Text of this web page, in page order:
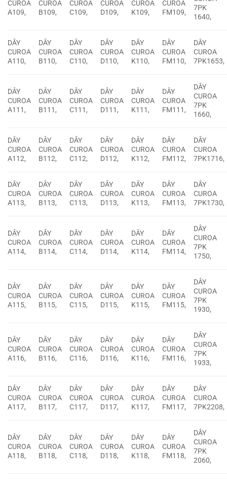
CUROA
A109,
CUROA
B109,
CUROA
C109,
CUROA
D109,
CUROA
K109,
CUROA
FM109,
7PK
1640,
DÂY
CUROA
A110,
DÂY
CUROA
B110,
DÂY
CUROA
C110,
DÂY
CUROA
D110,
DÂY
CUROA
K110,
DÂY
CUROA
FM110,
DÂY
CUROA
7PK1653,
DÂY
CUROA
A111,
DÂY
CUROA
B111,
DÂY
CUROA
C111,
DÂY
CUROA
D111,
DÂY
CUROA
K111,
DÂY
CUROA
FM111,
DÂY
CUROA
7PK
1660,
DÂY
CUROA
A112,
DÂY
CUROA
B112,
DÂY
CUROA
C112,
DÂY
CUROA
D112,
DÂY
CUROA
K112,
DÂY
CUROA
FM112,
DÂY
CUROA
7PK1716,
DÂY
CUROA
A113,
DÂY
CUROA
B113,
DÂY
CUROA
C113,
DÂY
CUROA
D113,
DÂY
CUROA
K113,
DÂY
CUROA
FM113,
DÂY
CUROA
7PK1730,
DÂY
CUROA
A114,
DÂY
CUROA
B114,
DÂY
CUROA
C114,
DÂY
CUROA
D114,
DÂY
CUROA
K114,
DÂY
CUROA
FM114,
DÂY
CUROA
7PK
1750,
DÂY
CUROA
A115,
DÂY
CUROA
B115,
DÂY
CUROA
C115,
DÂY
CUROA
D115,
DÂY
CUROA
K115,
DÂY
CUROA
FM115,
DÂY
CUROA
7PK
1930,
DÂY
CUROA
A116,
DÂY
CUROA
B116,
DÂY
CUROA
C116,
DÂY
CUROA
D116,
DÂY
CUROA
K116,
DÂY
CUROA
FM116,
DÂY
CUROA
7PK
1933,
DÂY
CUROA
A117,
DÂY
CUROA
B117,
DÂY
CUROA
C117,
DÂY
CUROA
D117,
DÂY
CUROA
K117,
DÂY
CUROA
FM117,
DÂY
CUROA
7PK2208,
DÂY
CUROA
A118,
DÂY
CUROA
B118,
DÂY
CUROA
C118,
DÂY
CUROA
D118,
DÂY
CUROA
K118,
DÂY
CUROA
FM118,
DÂY
CUROA
7PK
2060,